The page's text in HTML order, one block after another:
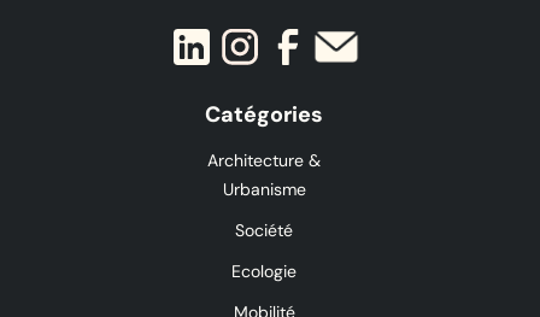
Catégories
Architecture &
Urbanisme
Société
Ecologie
Mobilité